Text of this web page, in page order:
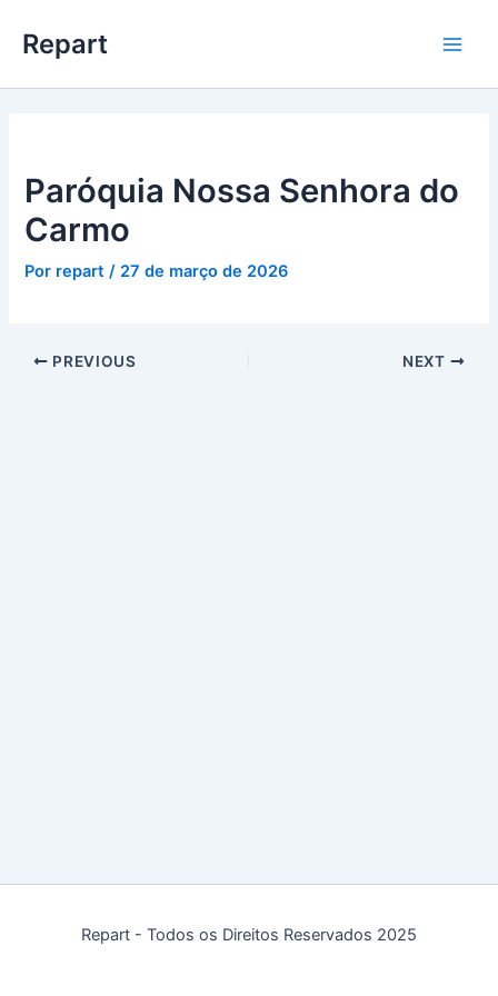
para
conteúdo
Repart
Paróquia Nossa Senhora do
Carmo
Por repart/ 27 de março de 2026
PREVIOUS NEXT
Repart - Todos os Direitos Reservados 2025